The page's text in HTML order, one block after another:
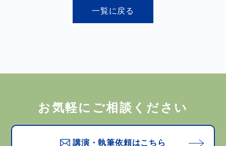
一覧に戻る
お気軽にご相談ください
講演・執筆依頼はこちら